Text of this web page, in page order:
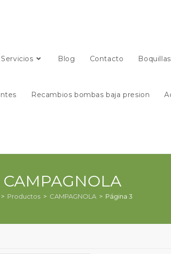
Servicios Blog Contacto
Recambios bombas baja presion
CAMPAGNOLA
> Productos > CAMPAGNOLA > Página 3